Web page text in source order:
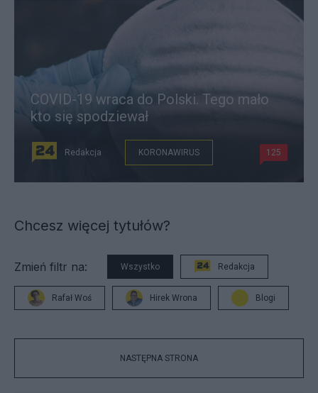
COVID-19 wraca do Polski. Tego mało
kto się spodziewał
Redakcja KORONAWIRUS 125
Chcesz więcej tytułów?
Zmień filtr na: Wszystko Redakcja
Rafał Woś Hirek Wrona Blogi
NASTĘPNA STRONA